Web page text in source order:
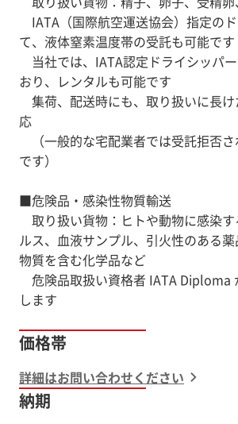
IATA（国際航空運送協会）指定の
て、液体窒素温度帯の受託も可能です
当社では、IATA認定ドライシッパ
おり、レンタルも可能です
集荷、配送時にも、取り扱いに長
応
（一般的な宅配業者では受託拒否
です）
■危険品・感染性物質輸送
取り扱い貨物：ヒトや動物に感染
ルス、血液サンプル、引火性のある
物質を含む化学品など
危険品取扱い資格者 IATA Diploma
します
価格帯
詳細はお問い合わせください
納期